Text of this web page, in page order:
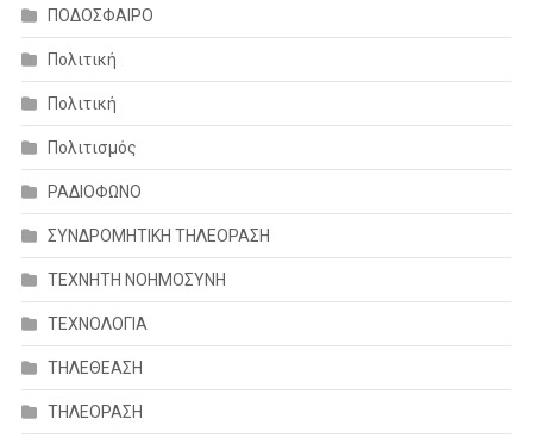
ΠΟΔΟΣΦΑΙΡΟ
Πολιτική
Πολιτική
Πολιτισμός
ΡΑΔΙΟΦΩΝΟ
ΣΥΝΔΡΟΜΗΤΙΚΗ ΤΗΛΕΟΡΑΣΗ
ΤΕΧΝΗΤΗ ΝΟΗΜΟΣΥΝΗ
ΤΕΧΝΟΛΟΓΙΑ
ΤΗΛΕΘΕΑΣΗ
ΤΗΛΕΟΡΑΣΗ